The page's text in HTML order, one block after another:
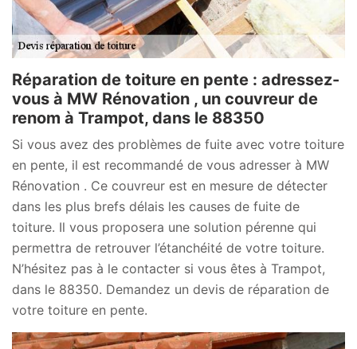
Réparation de toiture en pente : adressez-
vous à MW Rénovation , un couvreur de
renom à Trampot, dans le 88350
Si vous avez des problèmes de fuite avec votre toiture
en pente, il est recommandé de vous adresser à MW
Rénovation . Ce couvreur est en mesure de détecter
dans les plus brefs délais les causes de fuite de
toiture. Il vous proposera une solution pérenne qui
permettra de retrouver l’étanchéité de votre toiture.
N’hésitez pas à le contacter si vous êtes à Trampot,
dans le 88350. Demandez un devis de réparation de
votre toiture en pente.